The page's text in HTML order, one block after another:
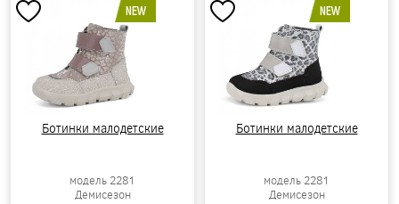
NEW
Ботинки малодетские
модель 2281
Демисезон
NEW
Ботинки малодетские
модель 2281
Демисезон